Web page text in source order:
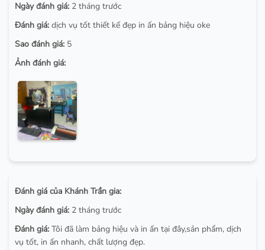
Ngày đánh giá: 2 tháng trước
Đánh giá: dịch vụ tốt thiết kế đẹp in ấn bảng hiệu oke
Sao đánh giá: 5
Ảnh đánh giá:
Đánh giá của Khánh Trần gia:
Ngày đánh giá: 2 tháng trước
Đánh giá: Tôi đã làm bảng hiệu và in ấn tại đây,sản phẩm, dịch
vụ tốt, in ấn nhanh, chất lượng đẹp.